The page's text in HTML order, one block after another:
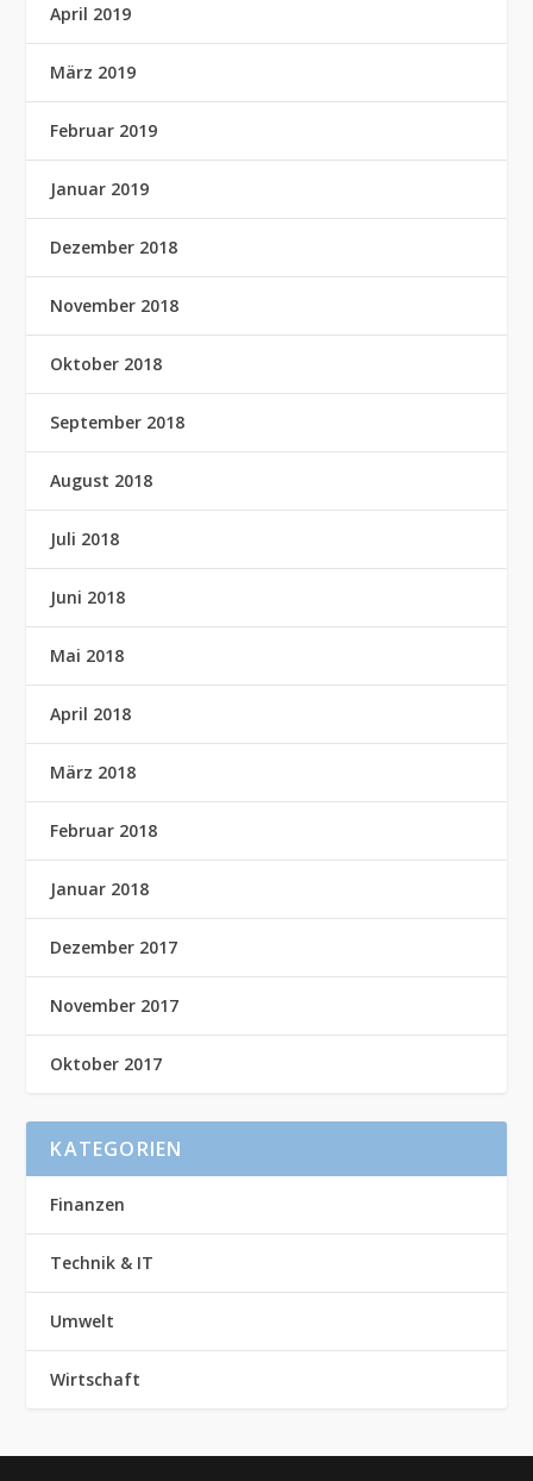
April 2019
März 2019
Februar 2019
Januar 2019
Dezember 2018
November 2018
Oktober 2018
September 2018
August 2018
Juli 2018
Juni 2018
Mai 2018
April 2018
März 2018
Februar 2018
Januar 2018
Dezember 2017
November 2017
Oktober 2017
KATEGORIEN
Finanzen
Technik & IT
Umwelt
Wirtschaft